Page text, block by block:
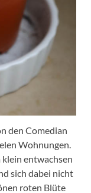
den Comedian
Wohnungen.
klein entwachsen
sich dabei nicht
roten Blüte